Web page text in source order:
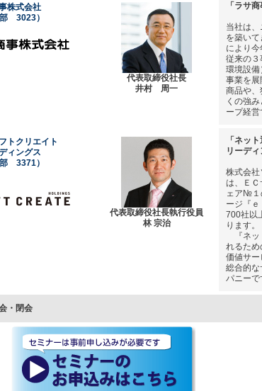
株式会社
部 3023）
代表取締役社長
井村 周一
「ラサ
当社は
を築い
により
従来の３
環境設備
事業を展
商品や、
くの強
ープ経
トクリエイト
ィングス
部 3371）
代表取締役社長執行役員
林 宗治
「ネッ
リーデ
株式会社
は、ＥＣ
ェア№１
ージ『
700社以
ります。
『ネッ
れるため
価値サー
総合的な
パニーで
・閉会